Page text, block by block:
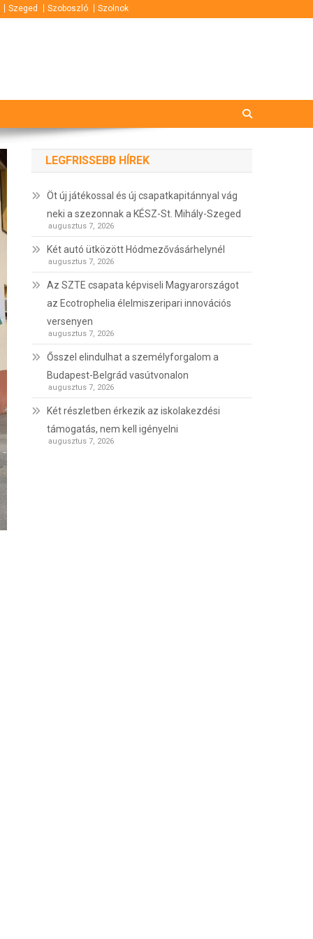
Szeged Szoboszló Szolnok
LEGFRISSEBB HÍREK
Öt új játékossal és új csapatkapitánnyal vág
neki a szezonnak a KÉSZ-St. Mihály-Szeged
augusztus 7, 2026
Két autó ütközött Hódmezővásárhelynél
augusztus 7, 2026
Az SZTE csapata képviseli Magyarországot
az Ecotrophelia élelmiszeripari innovációs
versenyen
augusztus 7, 2026
Ősszel elindulhat a személyforgalom a
Budapest-Belgrád vasútvonalon
augusztus 7, 2026
Két részletben érkezik az iskolakezdési
támogatás, nem kell igényelni
augusztus 7, 2026